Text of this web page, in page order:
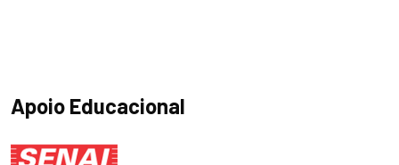
Apoio Educacional